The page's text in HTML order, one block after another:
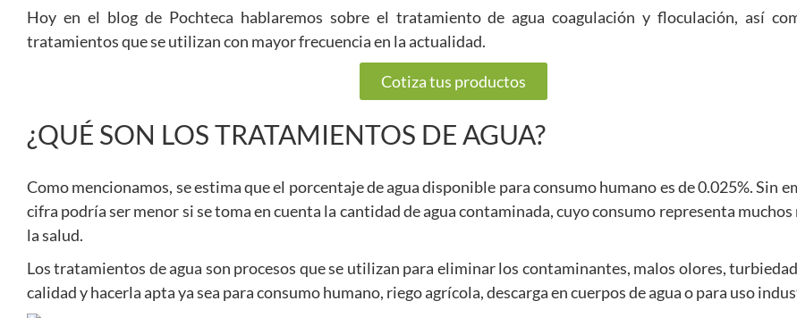
Hoy en el blog de Pochteca hablaremos sobre el tratamiento de agua coagulación y floculación, así
tratamientos que se utilizan con mayor frecuencia en la actualidad.
Cotiza tus productos
¿QUÉ SON LOS TRATAMIENTOS DE AGUA?
Como mencionamos, se estima que el porcentaje de agua disponible para consumo humano es de 0.025%. Sin
cifra podría ser menor si se toma en cuenta la cantidad de agua contaminada, cuyo consumo representa muchos
la salud.
Los tratamientos de agua son procesos que se utilizan para eliminar los contaminantes, malos olores,
calidad y hacerla apta ya sea para consumo humano, riego agrícola, descarga en cuerpos de agua o para uso